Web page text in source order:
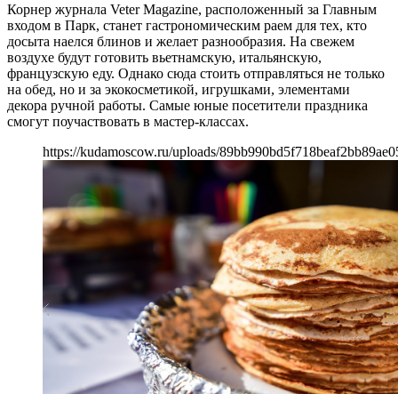
Корнер журнала Veter Magazine, расположенный за Главным
входом в Парк, станет гастрономическим раем для тех, кто
досыта наелся блинов и желает разнообразия. На свежем
воздухе будут готовить вьетнамскую, итальянскую,
французскую еду. Однако сюда стоить отправляться не только
на обед, но и за экокосметикой, игрушками, элементами
декора ручной работы. Самые юные посетители праздника
смогут поучаствовать в мастер-классах.
https://kudamoscow.ru/uploads/